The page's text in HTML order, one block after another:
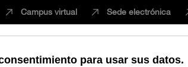
Campus virtual Sede electrónica
EstudiarInnovaciónVida universitaria